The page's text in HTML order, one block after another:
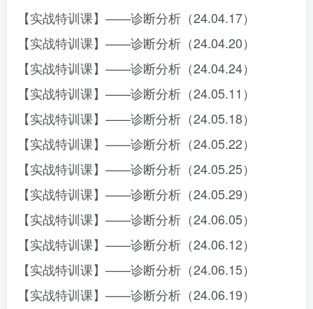
【实战特训课】——诊断分析（24.04.17）
【实战特训课】——诊断分析（24.04.20）
【实战特训课】——诊断分析（24.04.24）
【实战特训课】——诊断分析（24.05.11）
【实战特训课】——诊断分析（24.05.18）
【实战特训课】——诊断分析（24.05.22）
【实战特训课】——诊断分析（24.05.25）
【实战特训课】——诊断分析（24.05.29）
【实战特训课】——诊断分析（24.06.05）
【实战特训课】——诊断分析（24.06.12）
【实战特训课】——诊断分析（24.06.15）
【实战特训课】——诊断分析（24.06.19）